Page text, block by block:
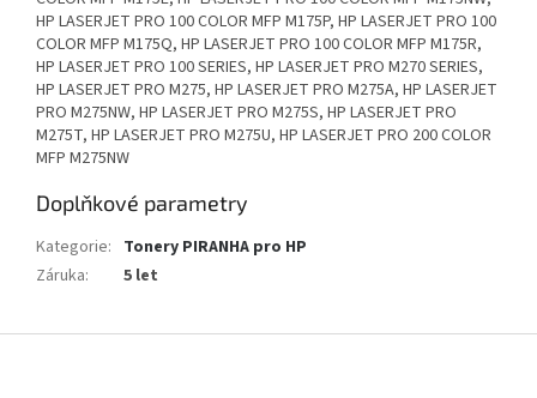
HP LASERJET PRO 100 COLOR MFP M175P, HP LASERJET PRO 100
COLOR MFP M175Q, HP LASERJET PRO 100 COLOR MFP M175R,
HP LASERJET PRO 100 SERIES, HP LASERJET PRO M270 SERIES,
HP LASERJET PRO M275, HP LASERJET PRO M275A, HP LASERJET
PRO M275NW, HP LASERJET PRO M275S, HP LASERJET PRO
M275T, HP LASERJET PRO M275U, HP LASERJET PRO 200 COLOR
MFP M275NW
Doplňkové parametry
Kategorie: Tonery PIRANHA pro HP
Záruka: 5 let